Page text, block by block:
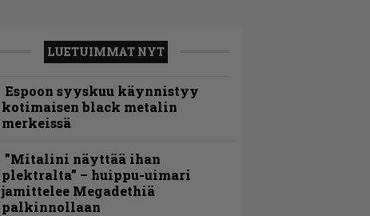
LUETUIMMAT NYT
Espoon syyskuu käynnistyy
kotimaisen black metalin
merkeissä
”Mitalini näyttää ihan
plektralta” – huippu-uimari
jamittelee Megadethiä
palkinnollaan